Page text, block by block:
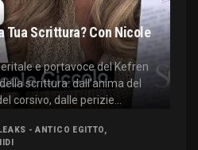
Tua Scrittura? Con Nicole
e portavoce del Kefren
scrittura: dall'anima del
corsivo, dalle perizie...
- ANTICO EGITTO,